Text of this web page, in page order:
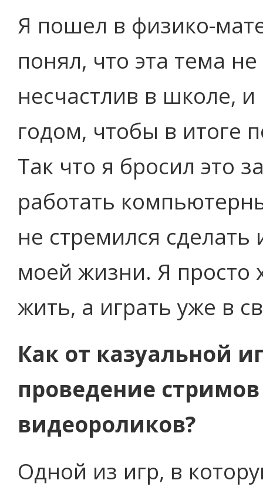
Я пошел в физико-
понял, что эта тема
несчастлив в школе, и
годом, чтобы в итоге
Так что я бросил это
работать
не стремился
моей жизни. Я просто
жить, а играть уже в
Как от казуальной
проведение
видеороликов?
Одной из игр, в